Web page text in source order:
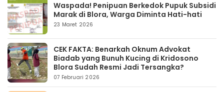
Waspada! Penipuan Berkedok Pupuk Subsidi
Marak di Blora, Warga Diminta Hati-hati
23 Maret 2026
CEK FAKTA: Benarkah Oknum Advokat
Biadab yang Bunuh Kucing di Kridosono
Blora Sudah Resmi Jadi Tersangka?
07 Februari 2026